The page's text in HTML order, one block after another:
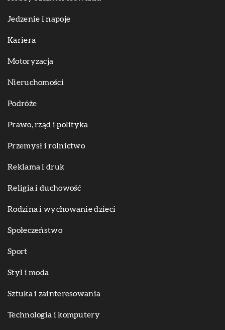
Jedzenie i napoje
Kariera
Motoryzacja
Nieruchomości
Podróże
Prawo, rząd i polityka
Przemysł i rolnictwo
Reklama i druk
Religia i duchowość
Rodzina i wychowanie dzieci
Społeczeństwo
Sport
Styl i moda
Sztuka i zainteresowania
Technologia i komputery